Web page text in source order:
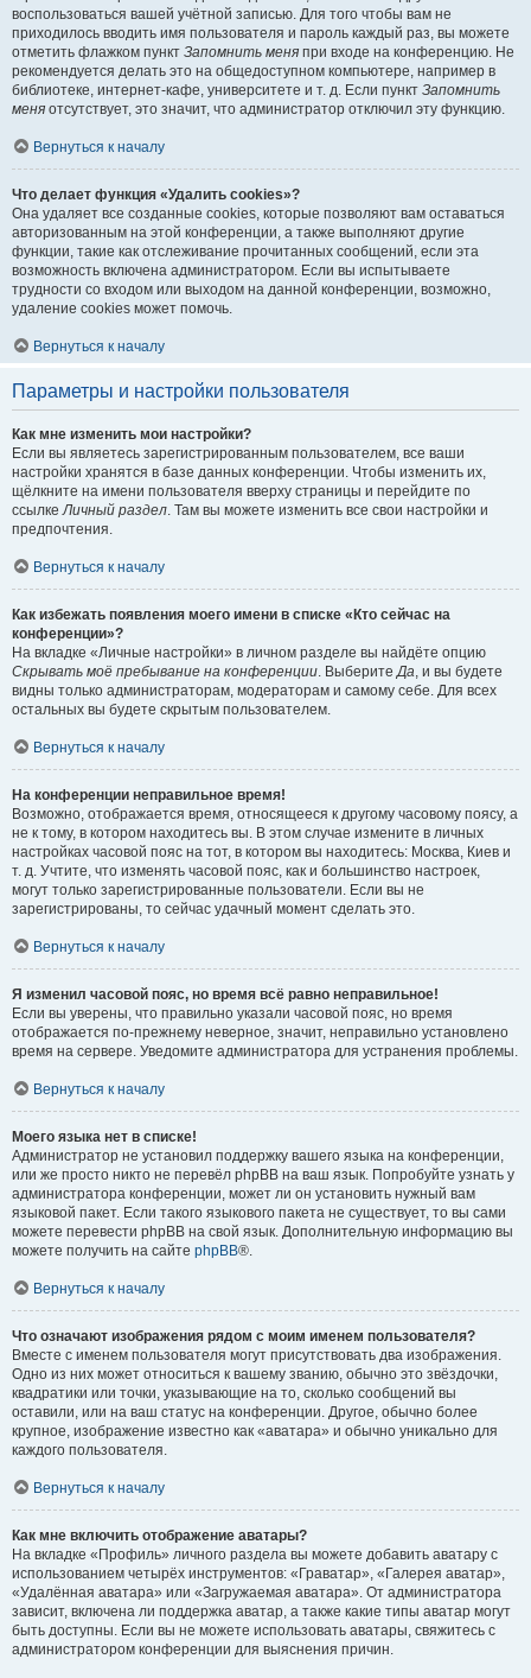
воспользоваться вашей учётной записью. Для того чтобы вам не
приходилось вводить имя пользователя и пароль каждый раз, вы можете
отметить флажком пункт Запомнить меня при входе на конференцию. Не
рекомендуется делать это на общедоступном компьютере, например в
библиотеке, интернет-кафе, университете и т. д. Если пункт Запомнить
меня отсутствует, это значит, что администратор отключил эту функцию.
Вернуться к началу
Что делает функция «Удалить cookies»?
Она удаляет все созданные cookies, которые позволяют вам оставаться
авторизованным на этой конференции, а также выполняют другие
функции, такие как отслеживание прочитанных сообщений, если эта
возможность включена администратором. Если вы испытываете
трудности со входом или выходом на данной конференции, возможно,
удаление cookies может помочь.
Вернуться к началу
Параметры и настройки пользователя
Как мне изменить мои настройки?
Если вы являетесь зарегистрированным пользователем, все ваши
настройки хранятся в базе данных конференции. Чтобы изменить их,
щёлкните на имени пользователя вверху страницы и перейдите по
ссылкеЛичный раздел. Там вы можете изменить все свои настройки и
предпочтения.
Вернуться к началу
Как избежать появления моего имени в списке «Кто сейчас на
конференции»?
На вкладке «Личные настройки» в личном разделе вы найдёте опцию
Скрывать моё пребывание на конференции. ВыберитеДа, и вы будете
видны только администраторам, модераторам и самому себе. Для всех
остальных вы будете скрытым пользователем.
Вернуться к началу
На конференции неправильное время!
Возможно, отображается время, относящееся к другому часовому поясу, а
не к тому, в котором находитесь вы. В этом случае измените в личных
настройках часовой пояс на тот, в котором вы находитесь: Москва, Киев и
т. д. Учтите, что изменять часовой пояс, как и большинство настроек,
могут только зарегистрированные пользователи. Если вы не
зарегистрированы, то сейчас удачный момент сделать это.
Вернуться к началу
Я изменил часовой пояс, но время всё равно неправильное!
Если вы уверены, что правильно указали часовой пояс, но время
отображается по-прежнему неверное, значит, неправильно установлено
время на сервере. Уведомите администратора для устранения проблемы.
Вернуться к началу
Моего языка нет в списке!
Администратор не установил поддержку вашего языка на конференции,
или же просто никто не перевёл phpBB на ваш язык. Попробуйте узнать у
администратора конференции, может ли он установить нужный вам
языковой пакет. Если такого языкового пакета не существует, то вы сами
можете перевести phpBB на свой язык. Дополнительную информацию вы
можете получить на сайте phpBB®.
Вернуться к началу
Что означают изображения рядом с моим именем пользователя?
Вместе с именем пользователя могут присутствовать два изображения.
Одно из них может относиться к вашему званию, обычно это звёздочки,
квадратики или точки, указывающие на то, сколько сообщений вы
оставили, или на ваш статус на конференции. Другое, обычно более
крупное, изображение известно как «аватара» и обычно уникально для
каждого пользователя.
Вернуться к началу
Как мне включить отображение аватары?
На вкладке «Профиль» личного раздела вы можете добавить аватару с
использованием четырёх инструментов: «Граватар», «Галерея аватар»,
«Удалённая аватара» или «Загружаемая аватара». От администратора
зависит, включена ли поддержка аватар, а также какие типы аватар могут
быть доступны. Если вы не можете использовать аватары, свяжитесь с
администратором конференции для выяснения причин.